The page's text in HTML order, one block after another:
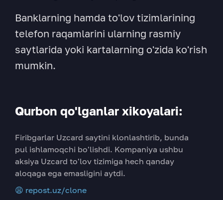
Banklarning hamda to'lov tizimlarining
telefon raqamlarini ularning rasmiy
saytlarida yoki kartalarning o'zida ko'rish
mumkin.
Qurbon qo'lganlar xikoyalari:
Firibgarlar Uzcard saytini klonlashtirib, bunda
pul ishlamoqchi bo'lishdi. Kompaniya ushbu
aksiya Uzcard to'lov tizimiga hech qanday
aloqaga ega emasligini aytdi.
😩 repost.uz/clone